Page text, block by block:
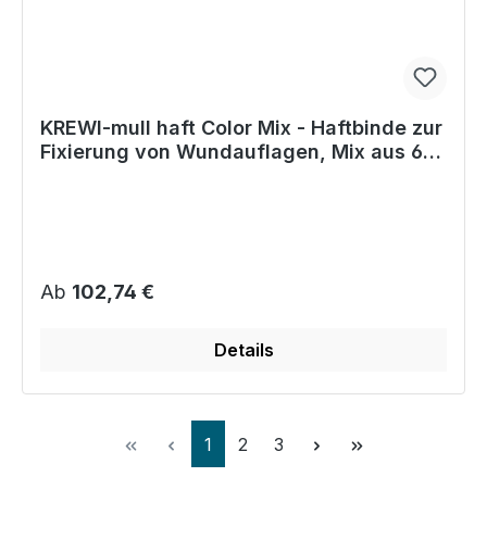
KREWI-mull haft Color Mix - Haftbinde zur
Fixierung von Wundauflagen, Mix aus 6
Regulärer Preis:
Ab 102,74 €
Details
Seite
1 Seite
2 Seite
3